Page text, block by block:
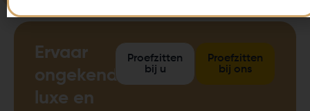
Ervaar
ongekende
luxe en
Proefzitten
bij u
Proefzitten
bij ons